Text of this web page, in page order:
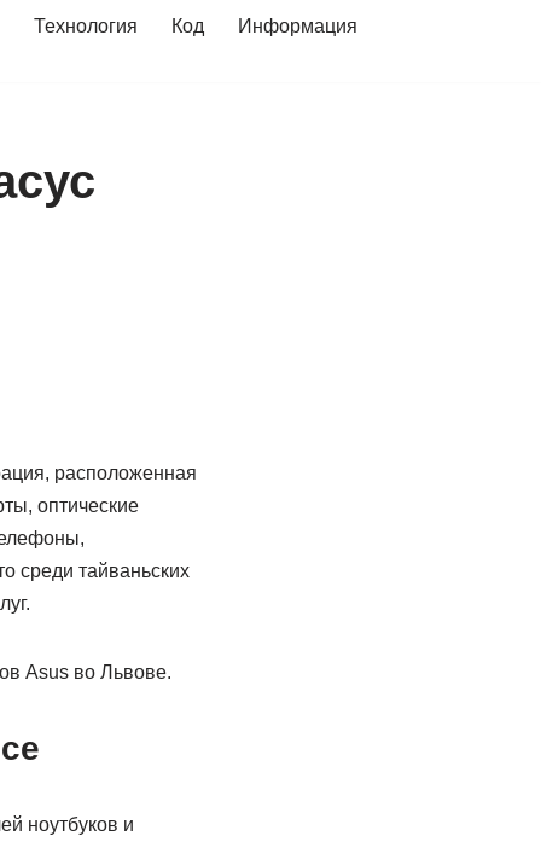
Технология Код
Информация
расположенная
оптические
среди тайваньских
Asus во Львове.
ноутбуков и